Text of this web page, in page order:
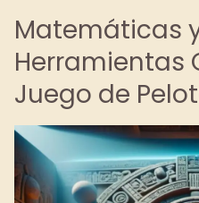
Matemáticas
Herramientas
Juego de